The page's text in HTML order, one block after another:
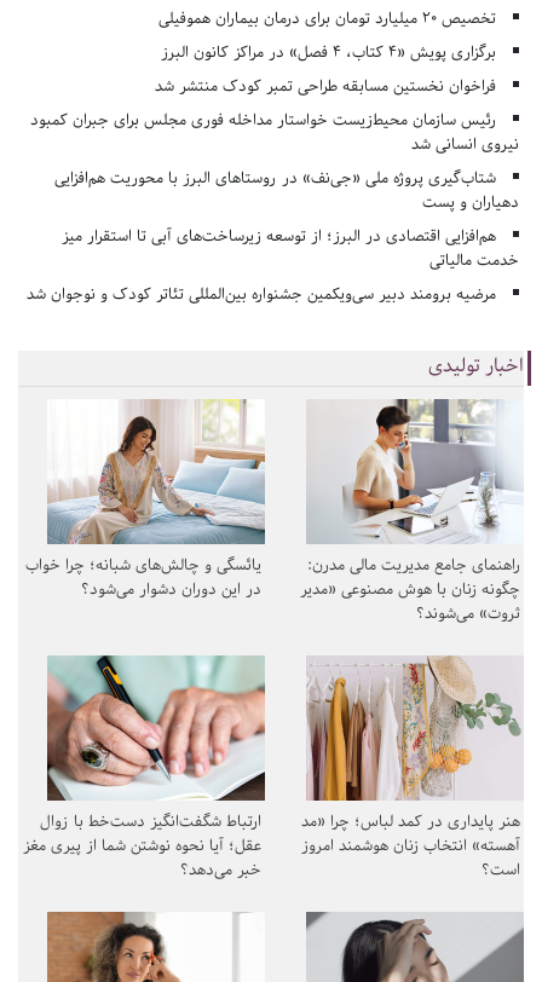
تخصیص ۲۰ میلیارد تومان برای درمان بیماران هموفیلی
برگزاری پویش «۴ کتاب، ۴ فصل» در مراکز کانون البرز
فراخوان نخستین مسابقه طراحی تمبر کودک منتشر شد
رئیس سازمان محیط‌زیست خواستار مداخله فوری مجلس برای جبران کمبود
نیروی انسانی شد
شتاب‌گیری پروژه ملی «جی‌نف» در روستاهای البرز با محوریت هم‌افزایی
دهیاران و پست
هم‌افزایی اقتصادی در البرز؛ از توسعه زیرساخت‌های آبی تا استقرار میز
خدمت مالیاتی
مرضیه برومند دبیر سی‌ویکمین جشنواره بین‌المللی تئاتر کودک و نوجوان شد
اخبار تولیدی
راهنمای جامع مدیریت مالی مدرن:
چگونه زنان با هوش مصنوعی «مدیر
ثروت» می‌شوند؟
یائسگی و چالش‌های شبانه؛ چرا خواب
در این دوران دشوار می‌شود؟
هنر پایداری در کمد لباس؛ چرا «مد
آهسته» انتخاب زنان هوشمند امروز
است؟
ارتباط شگفت‌انگیز دست‌خط با زوال
عقل؛ آیا نحوه نوشتن شما از پیری مغز
خبر می‌دهد؟